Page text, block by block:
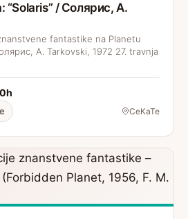
“Solaris” / Солярис, A.
fantastike na Planetu
A. Tarkovski, 1972 27. travnja
CeKaTe